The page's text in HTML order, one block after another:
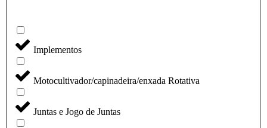
Implementos
Motocultivador/capinadeira/enxada Rotativa
Juntas e Jogo de Juntas